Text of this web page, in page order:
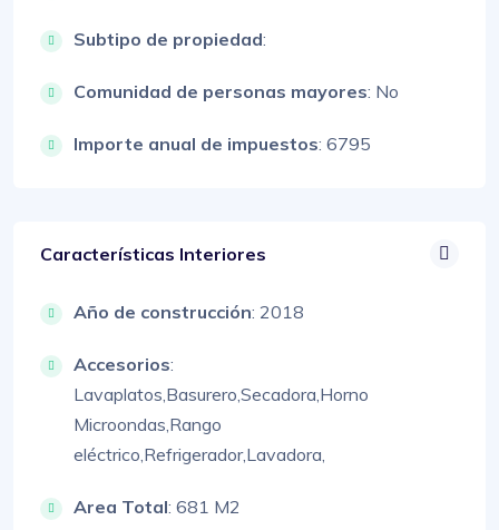
Subtipo de propiedad:
Comunidad de personas mayores: No
Importe anual de impuestos: 6795
Características Interiores
Año de construcción: 2018
Accesorios:
Lavaplatos,Basurero,Secadora,Horno
Microondas,Rango
eléctrico,Refrigerador,Lavadora,
Area Total: 681 M2